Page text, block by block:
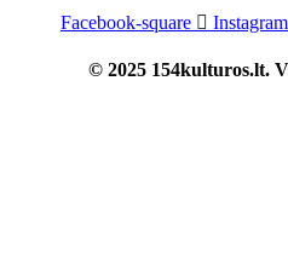
Facebook-square Instagram
© 2025 154kulturos.lt.